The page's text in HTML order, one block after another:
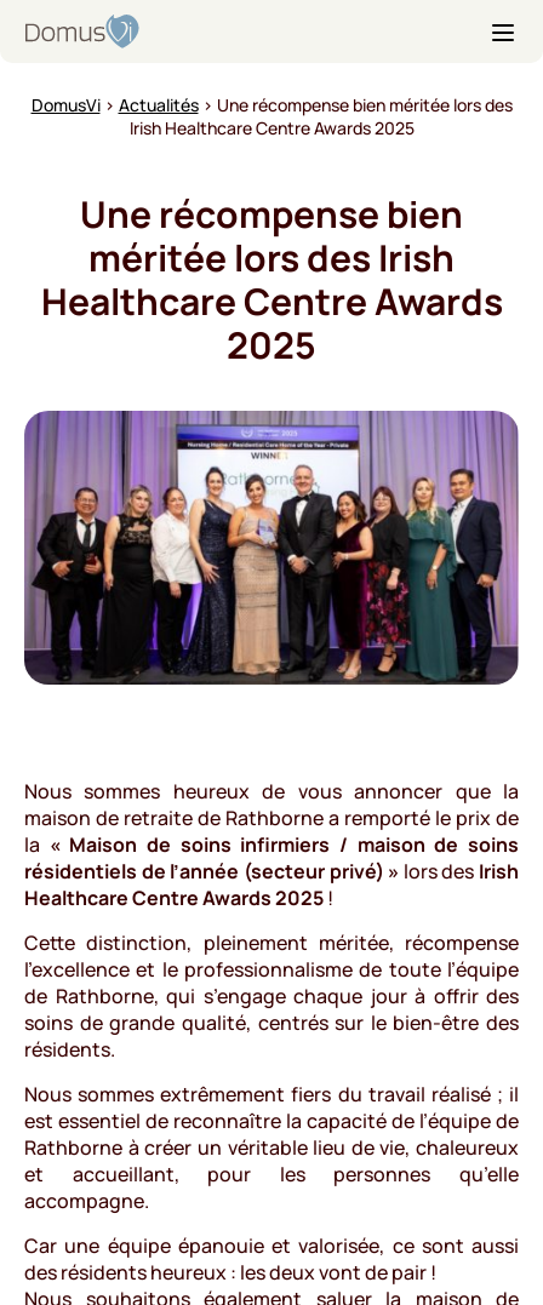
D
u
s
i
DomusVi› Actualités› Une récompense bien méritée lors des
Irish Healthcare Centre Awards 2025
Une récompense bien
méritée lors des Irish
Healthcare Centre Awards
2025
Nous sommes heureux de vous annoncer que la
maison de retraite de Rathborne a remporté le prix de
la « Maison de soins infirmiers / maison de soins
résidentiels de l’année (secteur privé) » lors des Irish
Healthcare Centre Awards 2025 !
Cette distinction, pleinement méritée, récompense
l’excellence et le professionnalisme de toute l’équipe
de Rathborne, qui s’engage chaque jour à offrir des
soins de grande qualité, centrés sur le bien-être des
résidents.
Nous sommes extrêmement fiers du travail réalisé ; il
est essentiel de reconnaître la capacité de l’équipe de
Rathborne à créer un véritable lieu de vie, chaleureux
et accueillant, pour les personnes qu’elle
accompagne.
Car une équipe épanouie et valorisée, ce sont aussi
des résidents heureux : les deux vont de pair !
Nous souhaitons également saluer la maison de